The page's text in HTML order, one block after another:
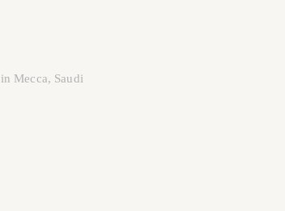
Mecca, Saudi